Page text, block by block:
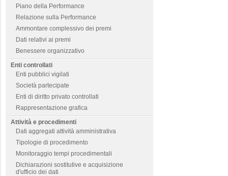
Piano della Performance
Relazione sulla Performance
Ammontare complessivo dei premi
Dati relativi ai premi
Benessere organizzativo
Enti controllati
Enti pubblici vigilati
Società partecipate
Enti di diritto privato controllati
Rappresentazione grafica
Attività e procedimenti
Dati aggregati attività amministrativa
Tipologie di procedimento
Monitoraggio tempi procedimentali
Dichiarazioni sostitutive e acquisizione
d'ufficio dei dati